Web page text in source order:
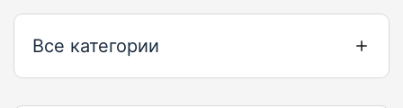
Все категории